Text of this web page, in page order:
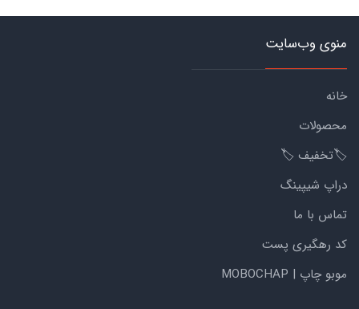
منوی وب‌سایت
خانه
محصولات
🏷️تخفیف 🏷️
دراپ شیپینگ
تماس با ما
کد رهگیری پست
موبو چاپ | MOBOCHAP